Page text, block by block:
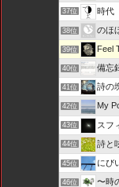
37位 時代
38位 のほ
39位 Feel
40位 備忘
41位 詩の
42位 My
43位 スフ
44位 詩と呟
45位 にび
46位
〜時